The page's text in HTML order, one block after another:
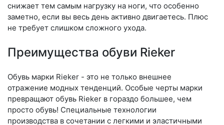
снижает тем самым нагрузку на ноги, что особенно
заметно, если вы весь день активно двигаетесь. Плюс
не требует слишком сложного ухода.
Преимущества обуви Rieker
Обувь марки Rieker - это не только внешнее
отражение модных тенденций. Особые черты марки
превращают обувь Rieker в гораздо большее, чем
просто обувь! Специальные технологии
производства в сочетании с легкими и эластичными